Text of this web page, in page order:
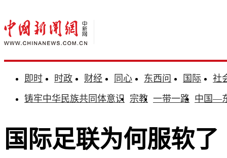
即时 时政 财经 同心 东西问 国际
社
铸牢中华民族共同体意识 宗教 一带一路 中国—
国际足联为何服软了